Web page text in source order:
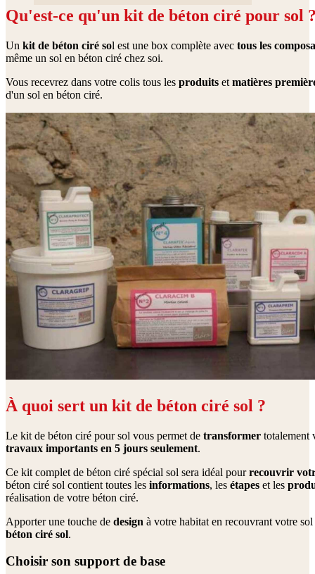
Qu'est-ce qu'un kit de béton ciré pour sol
Un kit de béton ciré sol est une box complète avec tous les
même un sol en béton ciré chez soi.
Vous recevrez dans votre colis tous les produits et matières
d'un sol en béton ciré.
À quoi sert un kit de béton ciré sol ?
Le kit de béton ciré pour sol vous permet de transformer totalement
travaux importants en 5 jours seulement.
Ce kit complet de béton ciré spécial sol sera idéal pourrecouvrir
béton ciré sol contient toutes les informations, les étapes et les
réalisation de votre béton ciré.
Apporter une touche de design à votre habitat en recouvrant votre
béton ciré sol.
Choisir son support de base